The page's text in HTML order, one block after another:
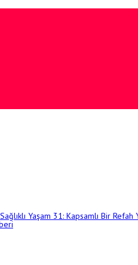
Sağlıklı Yaşam 31: Kapsamlı Bir Refah